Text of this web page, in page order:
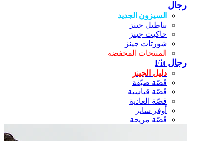
رجال
السيزون الجديد
بناطيل جينز
جاكيت جينز
شورتات جينز
المنتجات المخفضه
رجال Fit
دليل الجينز
قَصّة ضيّقة
قَصّة قياسية
قصّة العادية
أوفر سايز
قَصّة مريحة